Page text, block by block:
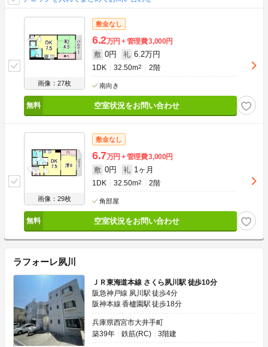
画像：27枚
敷金なし
6.2万円 管理費3,000円
敷 0円 礼 6.2万円
1DK 32.50m2 2階
南向き
空室状況をお問い合わせ
画像：29枚
敷金なし
6.7万円 管理費3,000円
敷 0円 礼 1ヶ月
1DK 32.50m2 2階
角部屋
空室状況をお問い合わせ
ラフォーレ夙川
ＪＲ東海道本線 さくら夙川駅 徒歩10分
阪急神戸線 夙川駅 徒歩4分
阪神本線 香櫨園駅 徒歩18分
兵庫県西宮市大井手町
築39年
鉄筋(RC) 3階建